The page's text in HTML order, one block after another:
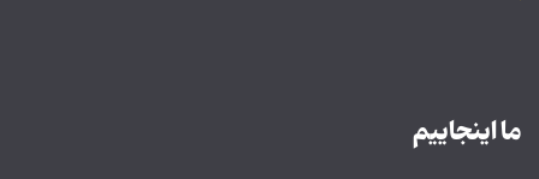
ما اینجاییم